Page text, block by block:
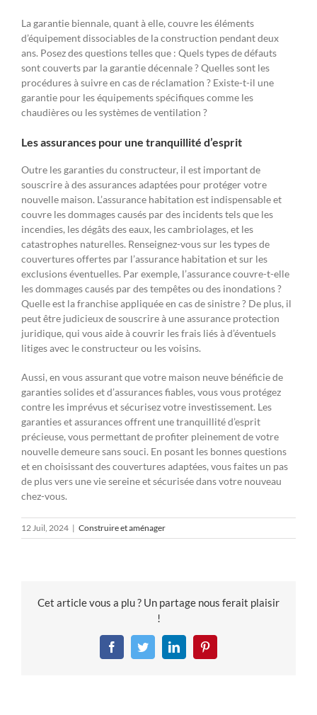
La garantie biennale, quant à elle, couvre les éléments
d’équipement dissociables de la construction pendant deux
ans. Posez des questions telles que : Quels types de défauts
sont couverts par la garantie décennale ? Quelles sont les
procédures à suivre en cas de réclamation ? Existe-t-il une
garantie pour les équipements spécifiques comme les
chaudières ou les systèmes de ventilation ?
Les assurances pour une tranquillité d’esprit
Outre les garanties du constructeur, il est important de
souscrire à des assurances adaptées pour protéger votre
nouvelle maison. L’assurance habitation est indispensable et
couvre les dommages causés par des incidents tels que les
incendies, les dégâts des eaux, les cambriolages, et les
catastrophes naturelles. Renseignez-vous sur les types de
couvertures offertes par l’assurance habitation et sur les
exclusions éventuelles. Par exemple, l’assurance couvre-t-elle
les dommages causés par des tempêtes ou des inondations ?
Quelle est la franchise appliquée en cas de sinistre ? De plus, il
peut être judicieux de souscrire à une assurance protection
juridique, qui vous aide à couvrir les frais liés à d’éventuels
litiges avec le constructeur ou les voisins.
Aussi, en vous assurant que votre maison neuve bénéficie de
garanties solides et d’assurances fiables, vous vous protégez
contre les imprévus et sécurisez votre investissement. Les
garanties et assurances offrent une tranquillité d’esprit
précieuse, vous permettant de profiter pleinement de votre
nouvelle demeure sans souci. En posant les bonnes questions
et en choisissant des couvertures adaptées, vous faites un pas
de plus vers une vie sereine et sécurisée dans votre nouveau
chez-vous.
12 Juil, 2024 | Construire et aménager
Cet article vous a plu ? Un partage nous ferait plaisir
!
FacebookTwitterLinkedInPinterest